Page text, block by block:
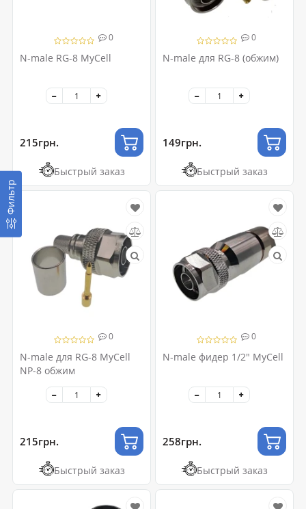
Фильтр
0
N-male RG-8 MyCell
215грн.
Быстрый заказ
0
N-male для RG-8 (обжим)
149грн.
Быстрый заказ
0
N-male для RG-8 MyCell
NP-8 обжим
215грн.
Быстрый заказ
0
N-male фидер 1/2" MyCell
258грн.
Быстрый заказ